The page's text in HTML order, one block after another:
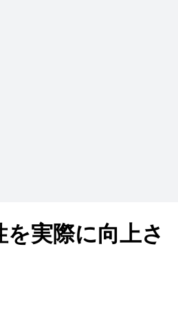
実際に向上さ